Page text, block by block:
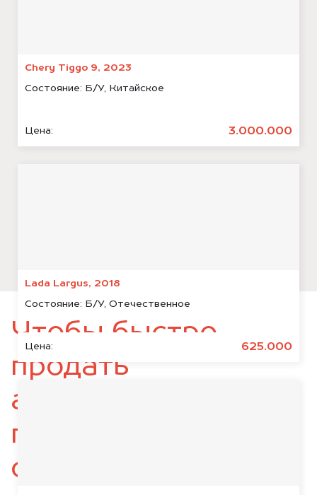
Chery Tiggo 9, 2023
Состояние: Б/У, Китайское
Цена: 3.000.000
Lada Largus, 2018
Состояние: Б/У, Отечественное
Цена: 625.000
Чтобы быстро
продать
автомобиль,
подготовьте
следующие